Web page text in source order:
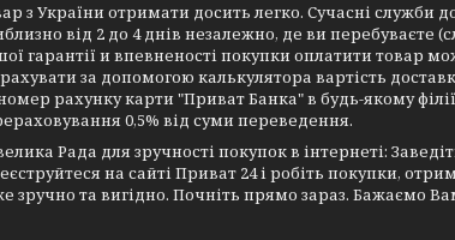
з України отримати досить легко. Сучасні
від 2 до 4 днів незалежно, де ви перебуваєте
гарантії и впевненості покупки оплатити
за допомогою калькулятора вартість
рахунку карти "Приват Банка" в будь-якому
0,5% від суми переведення.
Рада для зручності покупок в інтернеті:
на сайті Приват 24 і робіть покупки,
зручно та вигідно. Почніть прямо зараз. Бажаємо